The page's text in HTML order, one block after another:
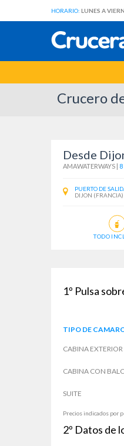
HORARIO: LUNES A
Crucero
Desde
AMAWATERWAYS |
PUERTO DE
DIJON (FRANCIA)
TODO
1º Pulsa
TIPO DE
CABINA EXTERIOR
CABINA CON
SUITE
Precios indicados por
2º Datos de